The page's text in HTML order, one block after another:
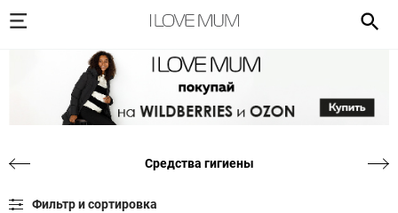
Средства гигиены
Фильтр и сортировка